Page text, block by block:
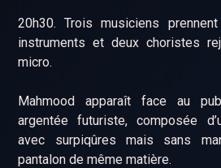
20h30. Trois musiciens
instruments et deux choristes
micro.
Mahmood apparaît face au
argentée futuriste, composée
avec surpiqûres mais sans
pantalon de même matière.